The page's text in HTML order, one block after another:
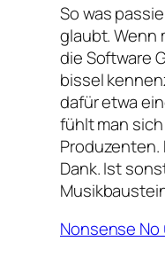
So was
glaubt. Wenn
die Software
bissel
dafür etwa
fühlt man
Produzenten.
Dank. Ist
Nonsense No